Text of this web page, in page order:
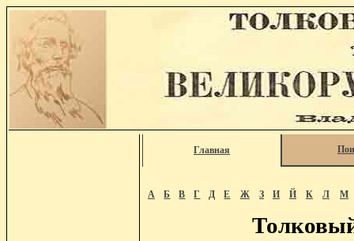
Главная
А Б В Г Д Е Ж З И Й К Л М